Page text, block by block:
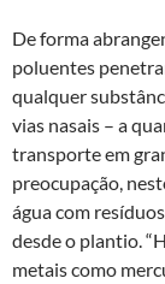
De forma
poluentes
qualquer
vias nasais – a
transporte em
preocupação,
água com
desde o plantio.
metais como